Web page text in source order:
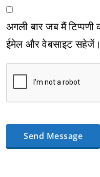
अगली बार जब मैं
ईमेल और वेबसाइट सहेजें।